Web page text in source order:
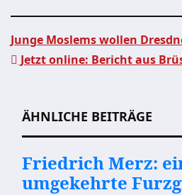
Junge Moslems wollen
Jetzt online: Bericht aus
ÄHNLICHE BEITRÄGE
Friedrich Merz:
umgekehrte